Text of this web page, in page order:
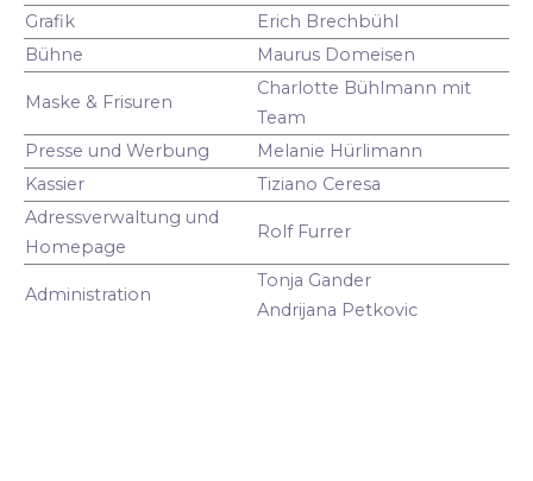
Grafik
Erich Brechbühl
Bühne
Maurus Domeisen
Maske & Frisuren
Charlotte Bühlmann mit
Team
Presse und Werbung
Melanie Hürlimann
Kassier
Tiziano Ceresa
Adressverwaltung und
Homepage
Rolf Furrer
Administration
Tonja Gander
Andrijana Petkovic